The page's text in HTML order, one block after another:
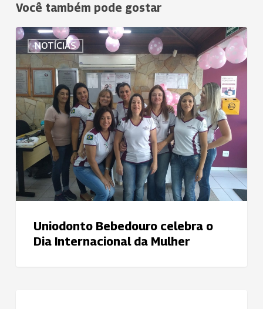
Você também pode gostar
NOTÍCIAS
Uniodonto
Bebedouro
celebra
o
Dia
Internacional
Mulher
Uniodonto Bebedouro celebra o
Dia Internacional da Mulher